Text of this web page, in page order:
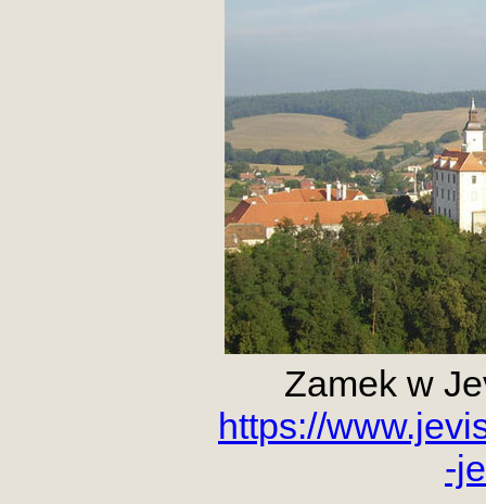
Zamek w
https://
-